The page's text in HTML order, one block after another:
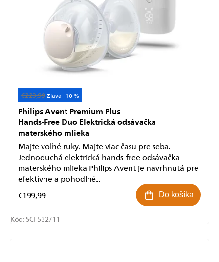
€223,99 –10 %
Philips Avent Premium Plus
Hands-Free Duo Elektrická odsávačka
materského mlieka
€199,99 Do košíka
Majte voľné ruky. Majte viac času pre seba.
Jednoduchá elektrická hands-free odsávačka
materského mlieka Philips Avent je navrhnutá pre
efektívne a pohodlné...
Kód:SCF532/11